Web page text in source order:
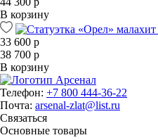
В корзину
33 600 р
38 700 р
В корзину
Телефон: +7 800 444-36-22
Почта: arsenal-zlat@list.ru
Связаться
Основные товары